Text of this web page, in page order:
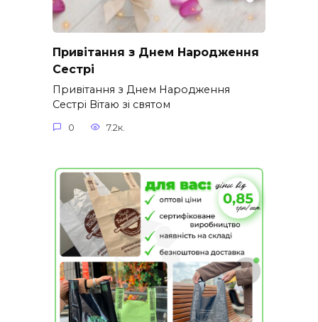
Привітання з Днем Народження
Сестрі
Привітання з Днем Народження
Сестрі Вітаю зі святом
0 7.2к.